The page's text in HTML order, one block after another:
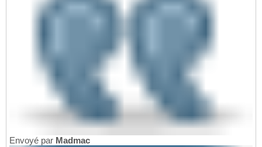
Envoyé par Madmac